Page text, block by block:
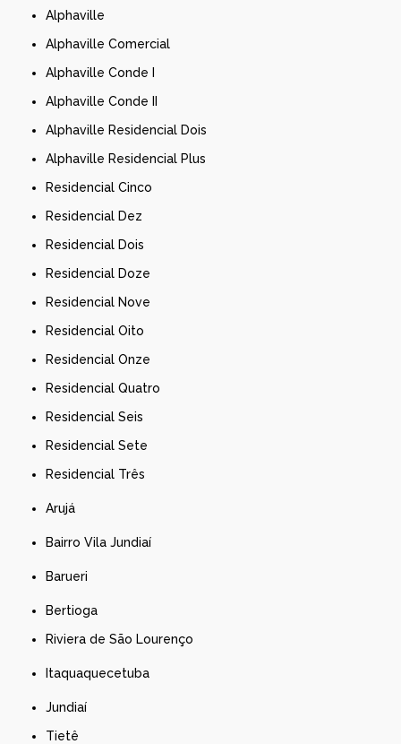
Alphaville
Alphaville Comercial
Alphaville Conde I
Alphaville Conde II
Alphaville Residencial Dois
Alphaville Residencial Plus
Residencial Cinco
Residencial Dez
Residencial Dois
Residencial Doze
Residencial Nove
Residencial Oito
Residencial Onze
Residencial Quatro
Residencial Seis
Residencial Sete
Residencial Três
Arujá
Bairro Vila Jundiaí
Barueri
Bertioga
Riviera de São Lourenço
Itaquaquecetuba
Jundiaí
Tietê